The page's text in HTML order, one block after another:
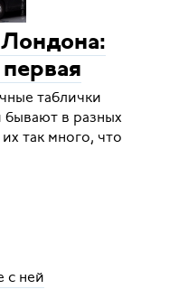
таблички
в разных
так много, что
с ней